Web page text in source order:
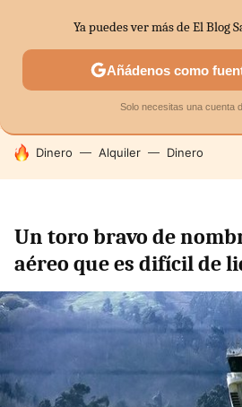
SECTORES ECONOMÍA
HOY SE HABLA DE
Dinero Alquiler Dinero
Un toro bravo de
aéreo que es difícil de
Ya puedes ver más de El Blog
Añádenos como
Solo necesitas una cuenta